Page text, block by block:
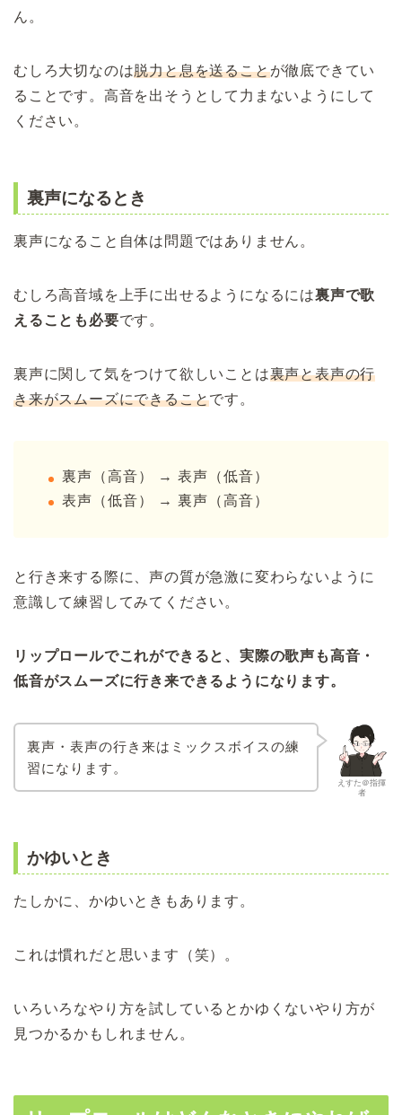
ん。
むしろ大切なのは脱力と息を送ることが徹底できてい
ることです。高音を出そうとして力まないようにして
ください。
裏声になるとき
裏声になること自体は問題ではありません。
むしろ高音域を上手に出せるようになるには裏声で歌
えることも必要です。
裏声に関して気をつけて欲しいことは裏声と表声の行
き来がスムーズにできることです。
裏声（高音） → 表声（低音）
表声（低音） → 裏声（高音）
と行き来する際に、声の質が急激に変わらないように
意識して練習してみてください。
リップロールでこれができると、実際の歌声も高音・
低音がスムーズに行き来できるようになります。
えすた＠指揮
者
裏声・表声の行き来はミックスボイスの練
習になります。
かゆいとき
たしかに、かゆいときもあります。
これは慣れだと思います（笑）。
いろいろなやり方を試しているとかゆくないやり方が
見つかるかもしれません。